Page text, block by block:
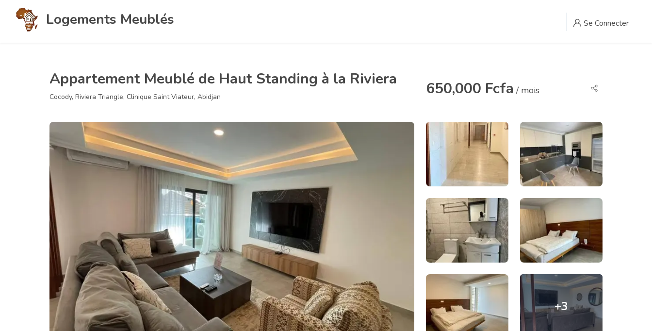
Logements Meublés Se Connecter
Appartement Meublé de Haut Standing à la Riviera
Cocody, Riviera Triangle, Clinique Saint Viateur, Abidjan 650,000 Fcfa / mois
+3